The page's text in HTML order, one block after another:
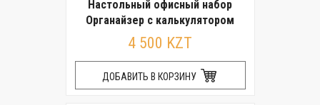
Настольный офисный набор
Органайзер с калькулятором
4 500 KZT
ДОБАВИТЬ В КОРЗИНУ